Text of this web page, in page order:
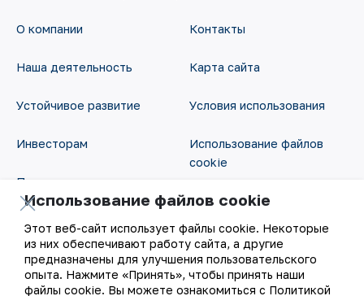
О компании
Наша деятельность
Устойчивое развитие
Инвесторам
Пресс-центр
Цифровое правительство
Контакты
Карта сайта
Условия использования
Использование файлов
cookie
Открытые данные
RSS - лента
Использование файлов cookie
Этот веб-сайт использует файлы cookie. Некоторые
из них обеспечивают работу сайта, а другие
предназначены для улучшения пользовательского
опыта. Нажмите «Принять», чтобы принять наши
файлы cookie. Вы можете ознакомиться с Политикой